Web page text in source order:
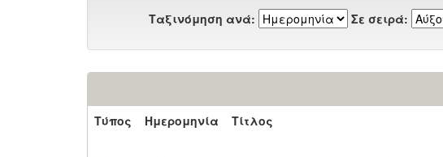
Ταξινόμηση ανά: Σε σειρά:
Τύπος
Ημερομηνία Τίτλος